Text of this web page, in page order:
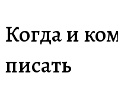
Когда и
писать